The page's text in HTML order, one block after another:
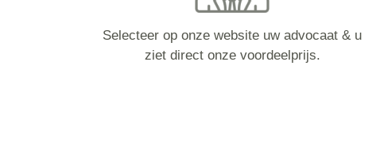
Selecteer op onze website uw advocaat & u
ziet direct onze voordeelprijs.